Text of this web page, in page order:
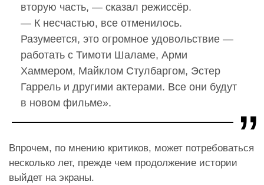
вторую часть, — сказал режиссёр.
— К несчастью, все отменилось.
Разумеется, это огромное удовольствие —
работать с Тимоти Шаламе, Арми
Хаммером, Майклом Стулбаргом, Эстер
Гаррель и другими актерами. Все они будут
в новом фильме».
Впрочем, по мнению критиков, может потребоваться
несколько лет, прежде чем продолжение истории
выйдет на экраны.